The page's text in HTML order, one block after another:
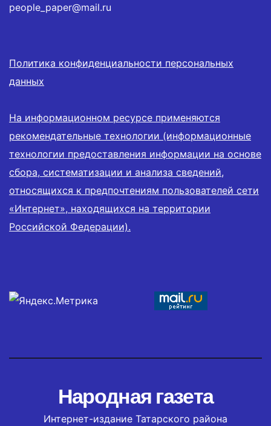
people_paper@mail.ru
Политика конфиденциальности персональных
данных
На информационном ресурсе применяются
рекомендательные технологии (информационные
технологии предоставления информации на основе
сбора, систематизации и анализа сведений,
относящихся к предпочтениям пользователей сети
«Интернет», находящихся на территории
Российской Федерации).
Народная газета
Интернет-издание Татарского района